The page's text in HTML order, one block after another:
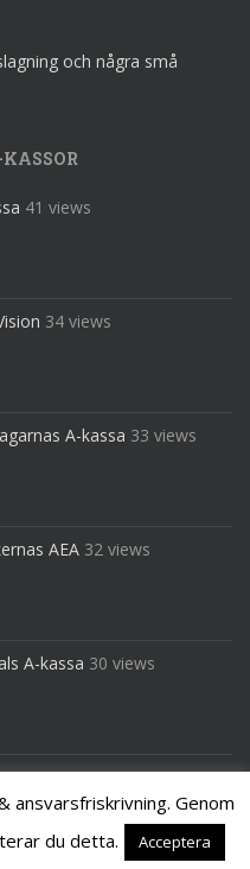
och några små
41 views
34 views
A-kassa 33 views
AEA 32 views
A-kassa 30 views
ansvarsfriskrivning. Genom
du detta.
Acceptera